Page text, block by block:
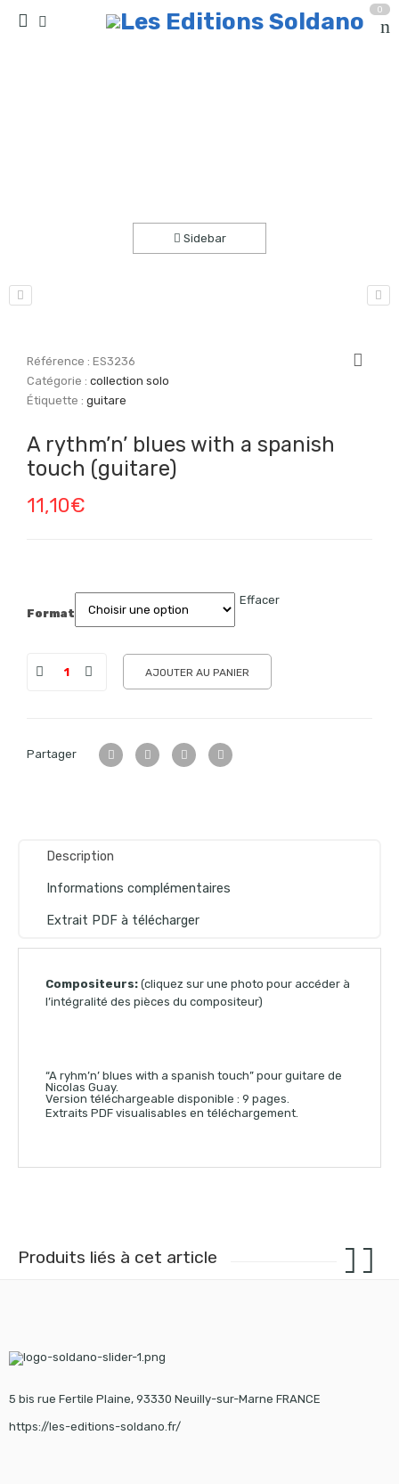
0
Sidebar
Référence :ES3236
Catégorie :collection solo
Étiquette :guitare
A rythm’n’ blues with a spanish
touch (guitare)
11,10€
Format
Effacer
AJOUTER AU PANIER
Partager
Description
Informations complémentaires
Extrait PDF à télécharger
Compositeurs: (cliquez sur une photo pour accéder à
l’intégralité des pièces du compositeur)
“A ryhm’n’ blues with a spanish touch” pour guitare de
Nicolas Guay.
Version téléchargeable disponible : 9 pages.
Extraits PDF visualisables en téléchargement.
Produits liés à cet article
5 bis rue Fertile Plaine, 93330 Neuilly-sur-Marne FRANCE
https://les-editions-soldano.fr/